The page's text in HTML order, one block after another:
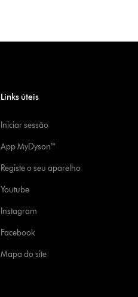
Links úteis
Iniciar sessão
App MyDyson™
Registe o seu aparelho
Youtube
Instagram
Facebook
Mapa do site